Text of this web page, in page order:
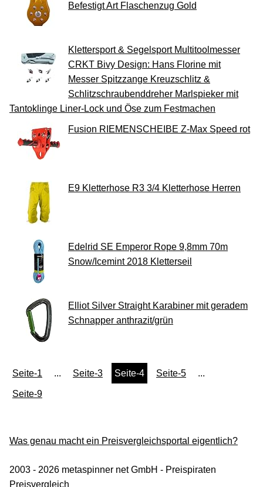
Befestigt Art Flaschenzug Gold
Klettersport & Segelsport Multitoolmesser
CRKT Bivy Design: Hans Florine mit
Messer Spitzzange Kreuzschlitz &
Schlitzschraubenddreher Marlspieker mit
Tantoklinge Liner-Lock und Öse zum Festmachen
Fusion RIEMENSCHEIBE Z-Max Speed rot
E9 Kletterhose R3 3/4 Kletterhose Herren
Edelrid SE Emperor Rope 9,8mm 70m
Snow/Icemint 2018 Kletterseil
Elliot Silver Straight Karabiner mit geradem
Schnapper anthrazit/grün
Seite-1 ... Seite-3 Seite-4 Seite-5 ...
Seite-9
Was genau macht ein Preisvergleichsportal eigentlich?
2003 - 2026 metaspinner net GmbH - Preispiraten
Preisvergleich